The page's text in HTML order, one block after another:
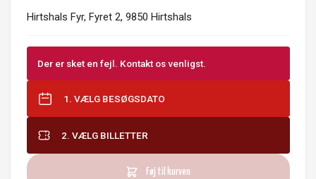
Hirtshals Fyr, Fyret 2, 9850 Hirtshals
Der er sket en fejl. Kontakt os venligst.
1. VÆLG BESØGSDATO
2. VÆLG BILLETTER
Føj til kurven